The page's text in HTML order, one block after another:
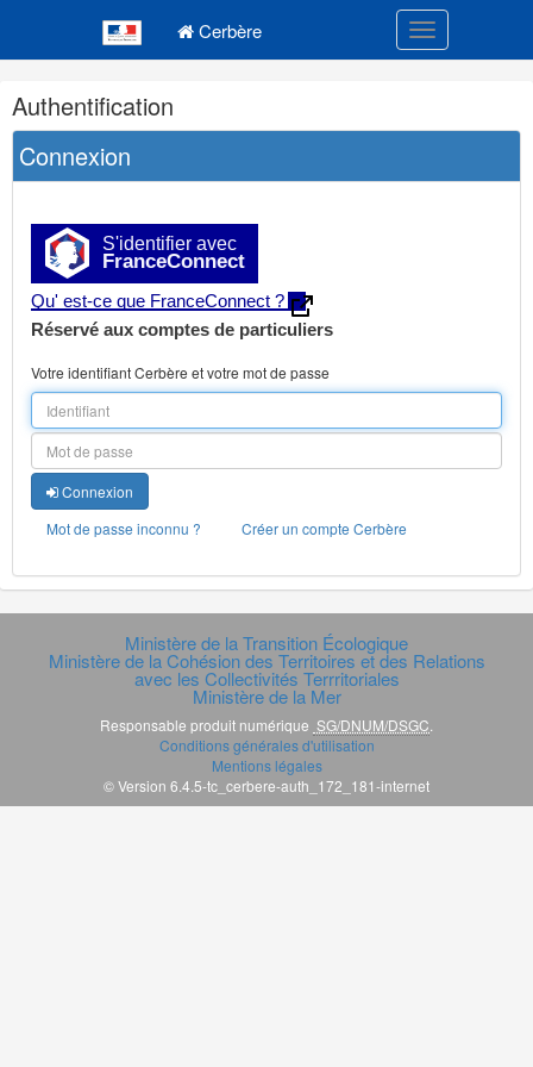
Cerbère Toggle
Navigation
et
outils
annexes
Authentification
Connexion
S'identifier avec
FranceConnect
Qu' est-ce que FranceConnect ?
Réservé aux comptes de particuliers
Votre identifiant Cerbère et votre mot de passe
Connexion
Mot de passe inconnu ?
Créer un compte Cerbère
Ministère de la Transition Écologique
Ministère de la Cohésion des Territoires et des Relations
avec les Collectivités Terrritoriales
Ministère de la Mer
Responsable produit numérique SG/DNUM/DSGC.
Conditions générales d'utilisation
Mentions légales
© Version 6.4.5-tc_cerbere-auth_172_181-internet